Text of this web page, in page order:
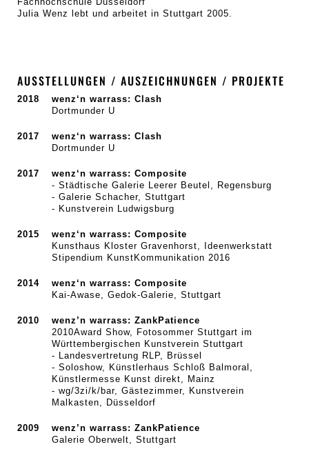
Fachhochschule Düsseldorf
Julia Wenz lebt und arbeitet in Stuttgart 2005.
AUSSTELLUNGEN / AUSZEICHNUNGEN / PROJEKTE
2018
wenz‘n warrass: Clash
Dortmunder U
2017
wenz‘n warrass: Clash
Dortmunder U
2017
wenz‘n warrass: Composite
- Städtische Galerie Leerer Beutel, Regensburg
- Galerie Schacher, Stuttgart
- Kunstverein Ludwigsburg
2015
wenz‘n warrass: Composite
Kunsthaus Kloster Gravenhorst, Ideenwerkstatt
Stipendium KunstKommunikation 2016
2014
wenz‘n warrass: Composite
Kai-Awase, Gedok-Galerie, Stuttgart
2010
wenz’n warrass: ZankPatience
2010Award Show, Fotosommer Stuttgart im
Württembergischen Kunstverein Stuttgart
- Landesvertretung RLP, Brüssel
- Soloshow, Künstlerhaus Schloß Balmoral,
Künstlermesse Kunst direkt, Mainz
- wg/3zi/k/bar, Gästezimmer, Kunstverein
Malkasten, Düsseldorf
2009
wenz’n warrass: ZankPatience
Galerie Oberwelt, Stuttgart